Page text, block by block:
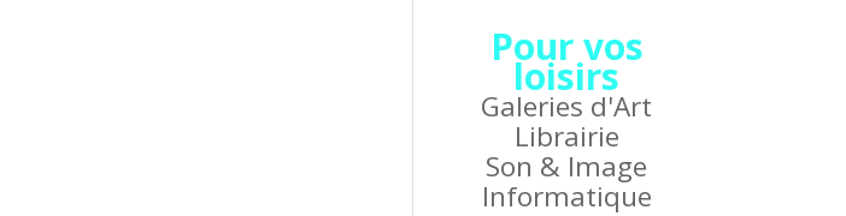
Pour vos
loisirs
Galeries d'Art
Librairie
Son & Image
Informatique